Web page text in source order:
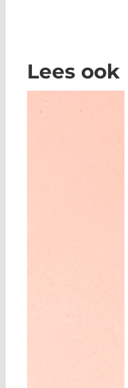
Lees ook